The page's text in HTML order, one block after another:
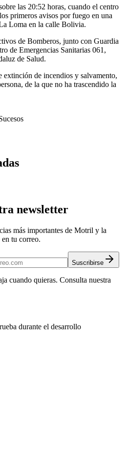
las 20:52 horas, cuando el centro
primeros avisos por fuego en una
Loma en la calle Bolivia.
de Bomberos, junto con Guardia
de Emergencias Sanitarias 061,
de Salud.
extinción de incendios y salvamento,
de la que no ha trascendido la
newsletter
más importantes de Motril y la
tu correo.
Suscribirse
cuando quieras. Consulta nuestra
durante el desarrollo